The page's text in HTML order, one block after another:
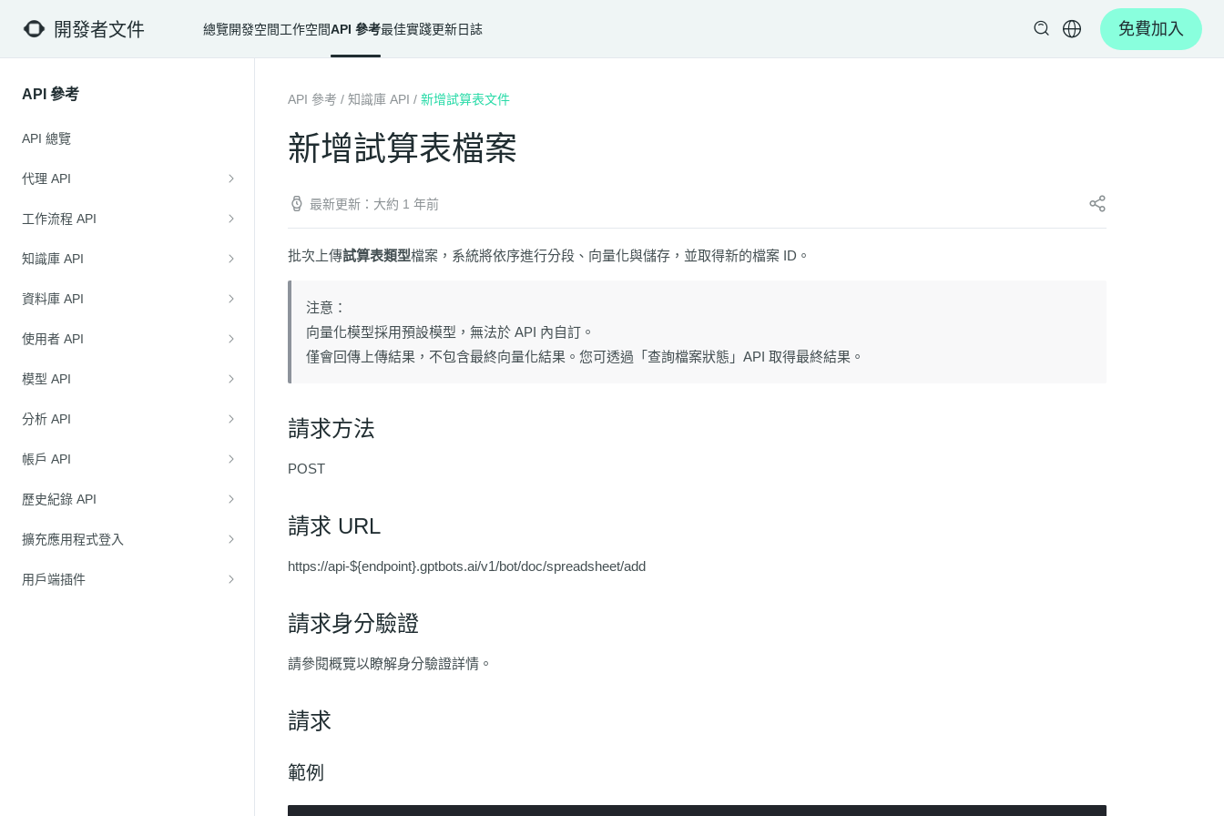
開發者文件 總覽開發空間工作空間API 參考最佳實踐更新日誌 免費加入
API 參考
API 總覽
代理 API
工作流程 API
知識庫 API
資料庫 API
使用者 API
模型 API
分析 API
帳戶 API
歷史紀錄 API
擴充應用程式登入
用戶端插件
API 參考 / 知識庫 API / 新增試算表文件
新增試算表檔案
最新更新：大約 1 年前
批次上傳試算表類型檔案，系統將依序進行分段、向量化與儲存，並取得新的檔案 ID。
注意：
向量化模型採用預設模型，無法於 API 內自訂。
僅會回傳上傳結果，不包含最終向量化結果。您可透過「查詢檔案狀態」API 取得最終結果。
請求方法
POST
請求 URL
https://api-${endpoint}.gptbots.ai/v1/bot/doc/spreadsheet/add
請求身分驗證
請參閱概覽以瞭解身分驗證詳情。
請求
範例